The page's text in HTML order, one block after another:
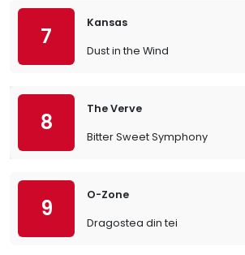
7
Kansas
Dust in the Wind
8
The Verve
Bitter Sweet Symphony
9
O-Zone
Dragostea din tei